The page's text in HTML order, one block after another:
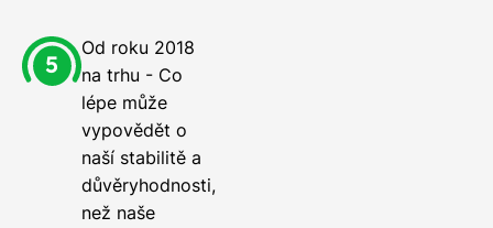
Od roku 2018
na trhu - Co
lépe může
vypovědět o
naší stabilitě a
důvěryhodnosti,
než naše